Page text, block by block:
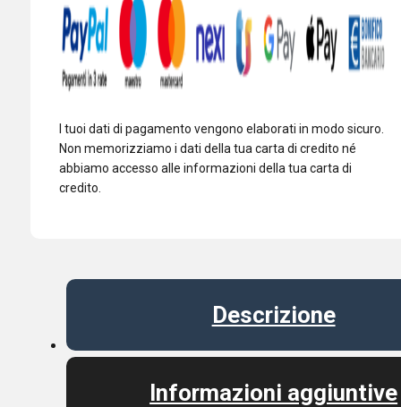
6.5dB
9.0dB
quantità
I tuoi dati di pagamento vengono elaborati in modo sicuro.
Non memorizziamo i dati della tua carta di credito né
abbiamo accesso alle informazioni della tua carta di
credito.
Descrizione
Informazioni aggiuntive